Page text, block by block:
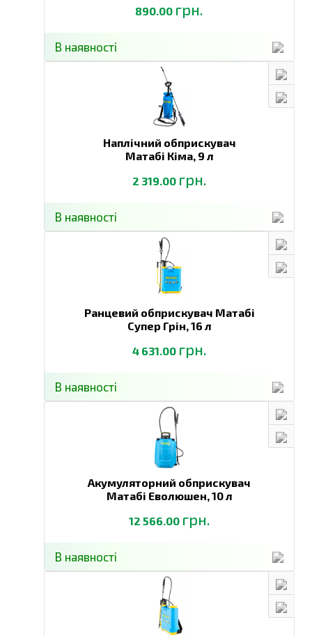
890.00 грн.
В наявності
Наплічний обприскувач
Матабі Кіма, 9 л
2 319.00 грн.
В наявності
Ранцевий обприскувач Матабі
Супер Грін,16 л
4 631.00 грн.
В наявності
Акумуляторний обприскувач
Матабі Еволюшен,10 л
12 566.00 грн.
В наявності